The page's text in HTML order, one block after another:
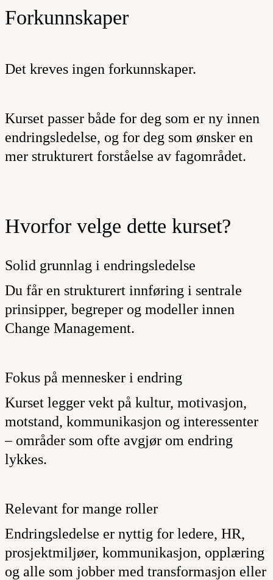
Forkunnskaper
Det kreves ingen forkunnskaper.
Kurset passer både for deg som er ny innen
endringsledelse, og for deg som ønsker en
mer strukturert forståelse av fagområdet.
Hvorfor velge dette kurset?
Solid grunnlag i endringsledelse
Du får en strukturert innføring i sentrale
prinsipper, begreper og modeller innen
Change Management.
Fokus på mennesker i endring
Kurset legger vekt på kultur, motivasjon,
motstand, kommunikasjon og interessenter
– områder som ofte avgjør om endring
lykkes.
Relevant for mange roller
Endringsledelse er nyttig for ledere, HR,
prosjektmiljøer, kommunikasjon, opplæring
og alle som jobber med transformasjon eller